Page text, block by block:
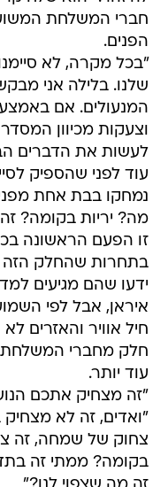
חברי המשלחת
הפנים.
"בכל מקרה, לא
שלנו. בלילה אני
המנעולים. אם
וצעקות מכיוון
לעשות את הדברים
עוד לפני שהספיק
נמחקו בבת אחת
מה? יריות בקומה?
זו הפעם הראשונה
בתחרות שהחלק הזה
ידעו שהם מגיעים
איראן, אבל לפי
חיל אוויר והאזרים
חלק מחברי המשלחת
עוד יותר.
"זה מצחיק אתכם
"ואדים, זה לא מצחיק
צחוק של שמחה, זה
בקומה? ממתי זה